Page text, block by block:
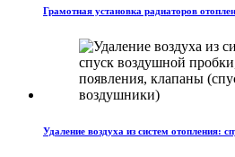
Грамотная установка радиаторов
Удаление воздуха из систем отопления: